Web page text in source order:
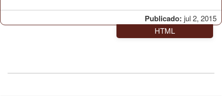
Publicado: jul 2, 2015
HTML